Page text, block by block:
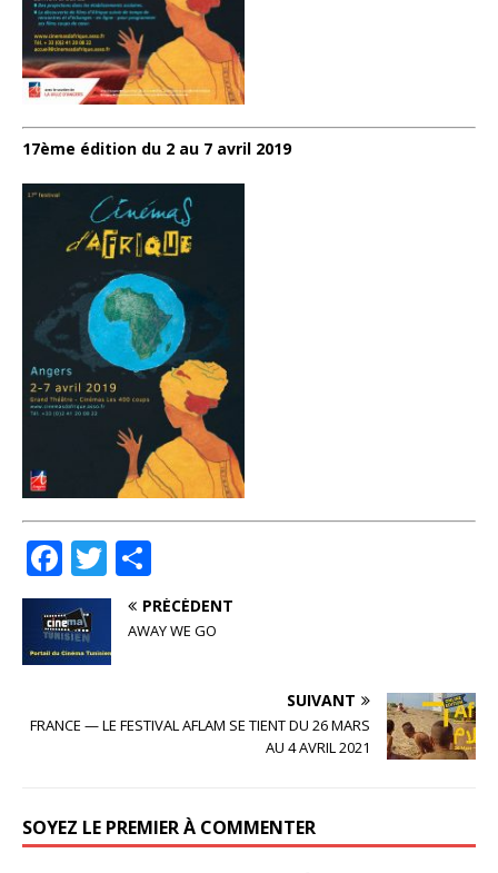
17ème édition du 2 au 7 avril 2019
F
a
c
e
o
T
w
it
te
ar
ta
r
PRÉCÉDENT
AWAY WE GO
SUIVANT
FRANCE — LE FESTIVAL AFLAM SE TIENT DU 26 MARS
AU 4 AVRIL 2021
SOYEZ LE PREMIER À COMMENTER